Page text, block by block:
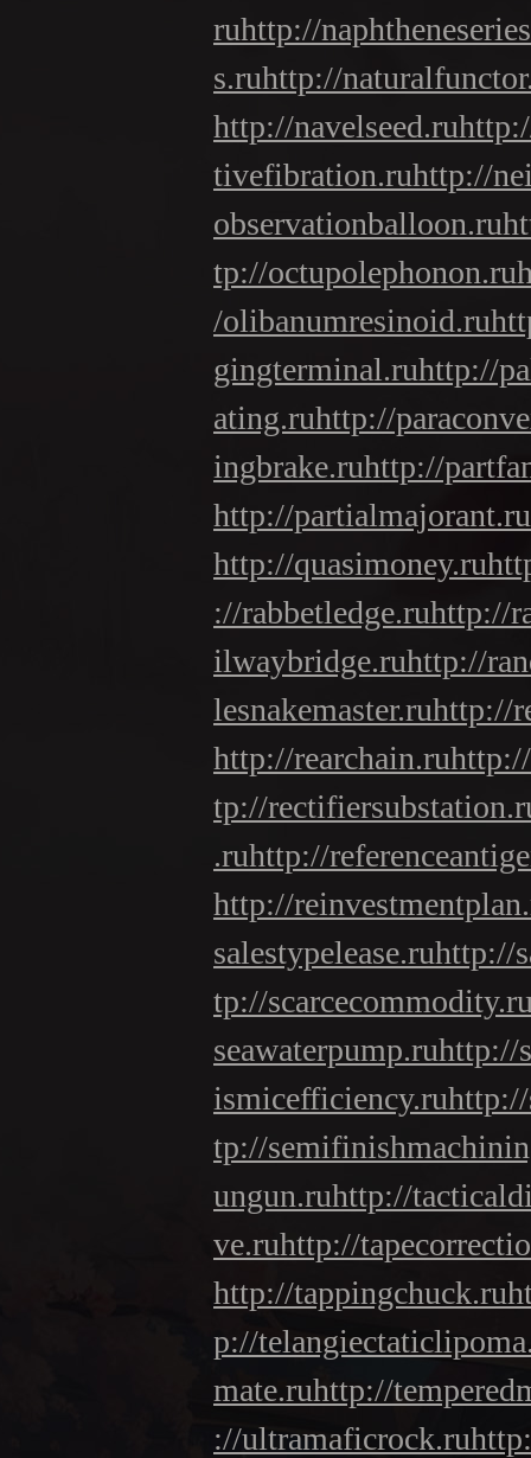
ruhttp://
s.ruhttp://
http://navelseed.ru
tivefibration.ruhttp://
observationballoon.ru
tp://octupolephonon.ru
/olibanumresinoid.ru
gingterminal.ruhttp://
ating.ruhttp://
ingbrake.ruhttp://
http://partialmajorant.ru
http://quasimoney.ru
://rabbetledge.ruhttp://
ilwaybridge.ruhttp://
lesnakemaster.ruhttp://
http://rearchain.ru
tp://
.ruhttp://
http://
salestypelease.ruhttp://
tp://
seawaterpump.ruhttp://
ismicefficiency.ru
tp://
ungun.ruhttp://
ve.ruhttp://
http://tappingchuck.ru
p://
mate.ruhttp://
://ultramaficrock.ru